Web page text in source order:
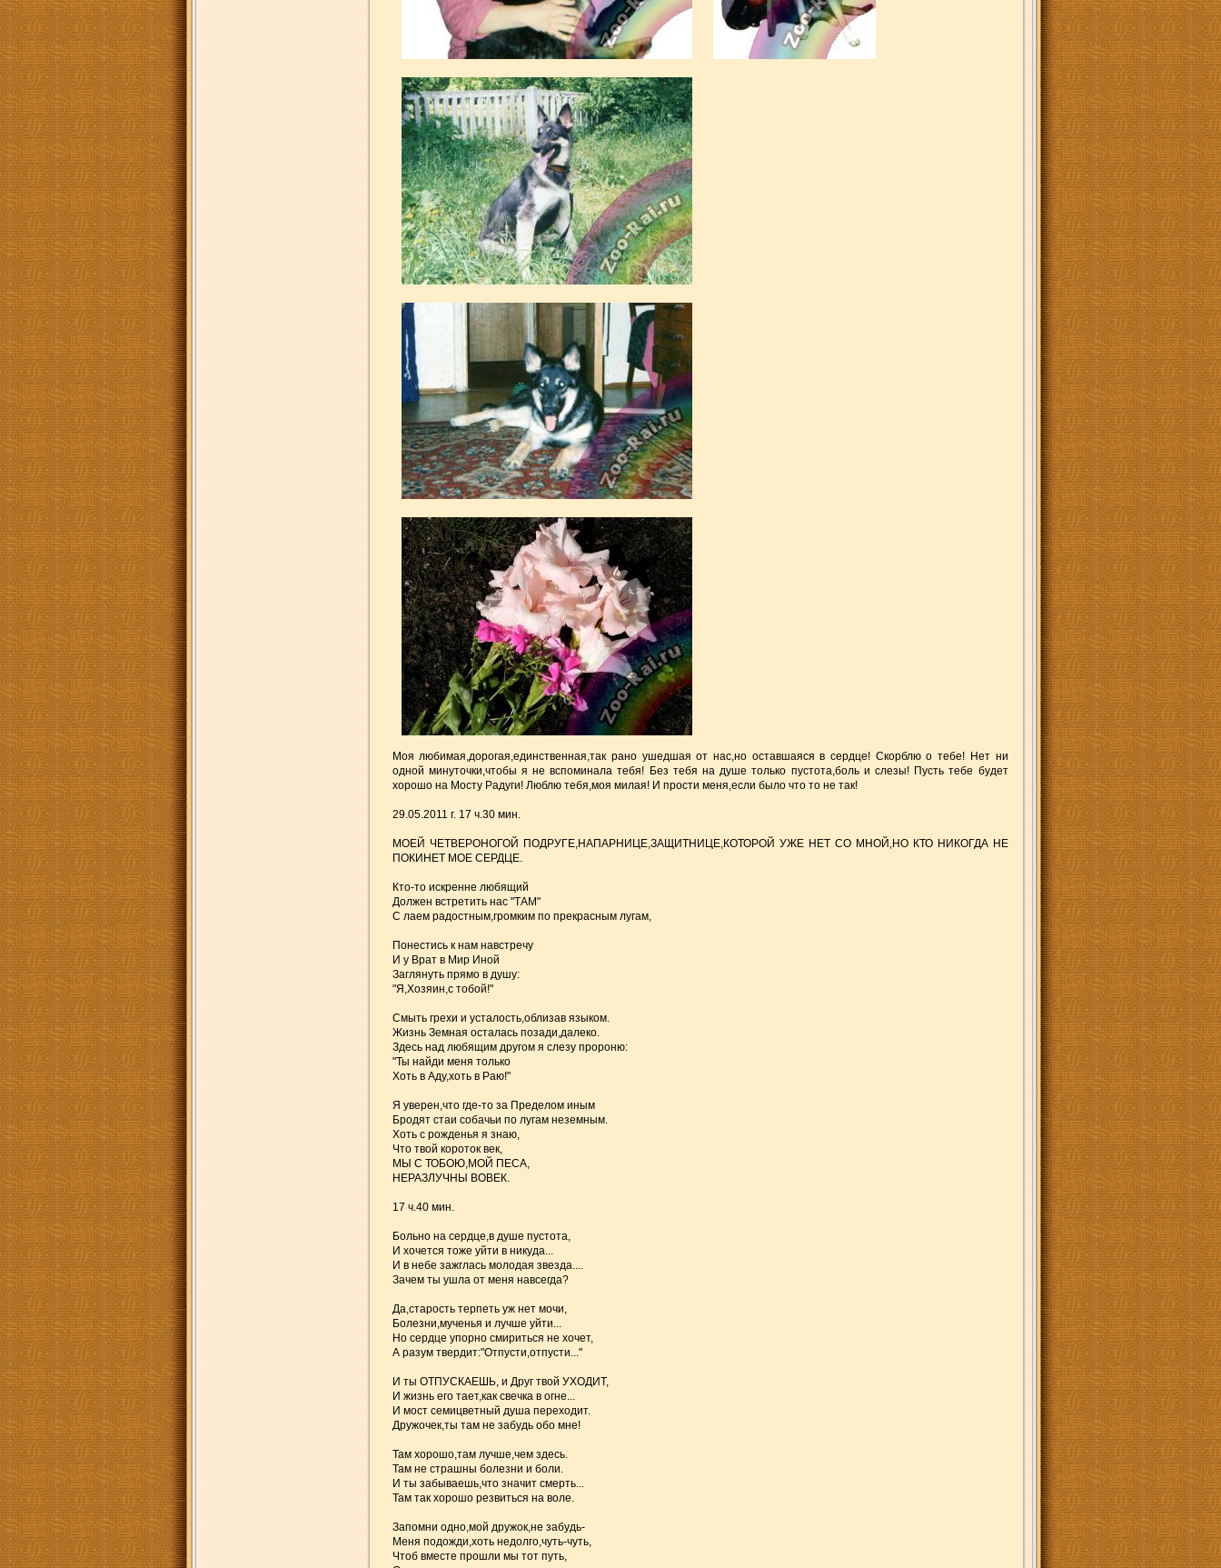
Моя любимая,дорогая,единственная,так рано ушедшая от нас,но оставшаяся в сердце! Скорблю о тебе! Нет ни
одной минуточки,чтобы я не вспоминала тебя! Без тебя на душе только пустота,боль и слезы! Пусть тебе будет
хорошо на Мосту Радуги! Люблю тебя,моя милая! И прости меня,если было что то не так!
29.05.2011 г. 17 ч.30 мин.
МОЕЙ ЧЕТВЕРОНОГОЙ ПОДРУГЕ,НАПАРНИЦЕ,ЗАЩИТНИЦЕ,КОТОРОЙ УЖЕ НЕТ СО МНОЙ,НО КТО НИКОГДА НЕ
ПОКИНЕТ МОЕ СЕРДЦЕ.
Кто-то искренне любящий
Должен встретить нас "ТАМ"
С лаем радостным,громким по прекрасным лугам,
Понестись к нам навстречу
И у Врат в Мир Иной
Заглянуть прямо в душу:
"Я,Хозяин,с тобой!"
Смыть грехи и усталость,облизав языком.
Жизнь Земная осталась позади,далеко.
Здесь над любящим другом я слезу пророню:
"Ты найди меня только
Хоть в Аду,хоть в Раю!"
Я уверен,что где-то за Пределом иным
Бродят стаи собачьи по лугам неземным.
Хоть с рожденья я знаю,
Что твой короток век,
МЫ С ТОБОЮ,МОЙ ПЕСА,
НЕРАЗЛУЧНЫ ВОВЕК.
17 ч.40 мин.
Больно на сердце,в душе пустота,
И хочется тоже уйти в никуда...
И в небе зажглась молодая звезда....
Зачем ты ушла от меня навсегда?
Да,старость терпеть уж нет мочи,
Болезни,мученья и лучше уйти...
Но сердце упорно смириться не хочет,
А разум твердит:"Отпусти,отпусти..."
И ты ОТПУСКАЕШЬ, и Друг твой УХОДИТ,
И жизнь его тает,как свечка в огне...
И мост семицветный душа переходит.
Дружочек,ты там не забудь обо мне!
Там хорошо,там лучше,чем здесь.
Там не страшны болезни и боли.
И ты забываешь,что значит смерть...
Там так хорошо резвиться на воле.
Запомни одно,мой дружок,не забудь-
Меня подожди,хоть недолго,чуть-чуть,
Чтоб вместе прошли мы тот путь,